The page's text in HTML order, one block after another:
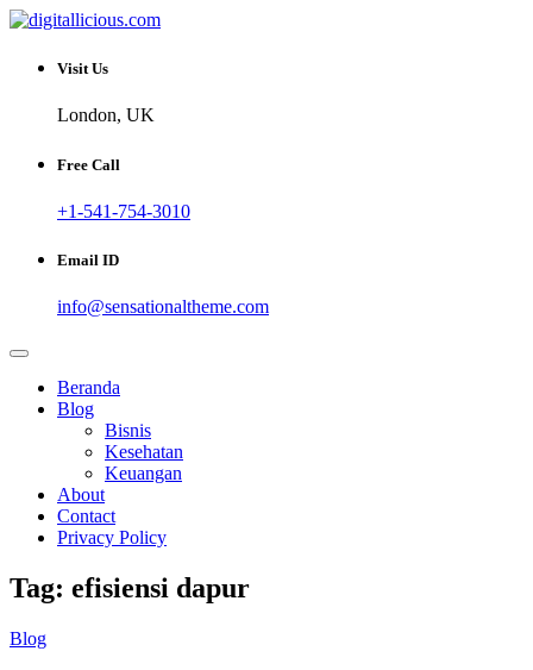
Skip
content
digitallicious.com
Sharing Digital Information
Visit Us
London, UK
Free Call
+1-541-754-3010
Email ID
info@sensationaltheme.com
Beranda
Blog
Bisnis
Kesehatan
Keuangan
About
Contact
Privacy Policy
Tag: efisiensi dapur
Blog